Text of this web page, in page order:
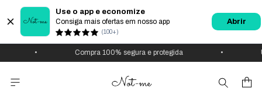
Use o app e economize
Consiga mais ofertas em nosso app
(100+)
Abrir
• Compra 100% segura e protegida •